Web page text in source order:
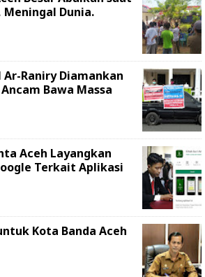
Meningal Dunia.
Raniry Diamankan
Bawa Massa
Aceh Layangkan
Terkait Aplikasi
Kota Banda Aceh